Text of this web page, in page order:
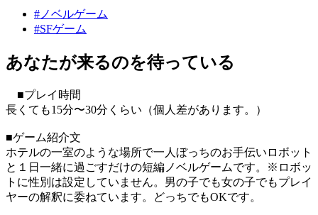
#ノベルゲーム
#SFゲーム
あなたが来るのを待っている
■プレイ時間
長くても15分〜30分くらい（個人差があります。）
■ゲーム紹介文
ホテルの一室のような場所で一人ぼっちのお手伝いロボット
と１日一緒に過ごすだけの短編ノベルゲームです。※ロボッ
トに性別は設定していません。男の子でも女の子でもプレイ
ヤーの解釈に委ねています。どっちでもOKです。